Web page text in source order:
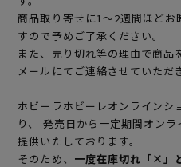
商品取り寄せに1～2週間ほど
すので予めご了承ください。
また、売り切れ等の理由で商品
メールにてご連絡させていただ
ホビーラホビーレオンラインシ
り、 発売日から一定期間オン
提供いたしております。
そのため、 一度在庫切れ「×」